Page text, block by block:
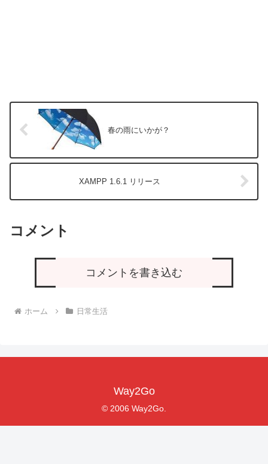
春の雨にいかが？
XAMPP 1.6.1 リリース
コメント
コメントを書き込む
ホーム 日常生活
Way2Go
© 2006 Way2Go.